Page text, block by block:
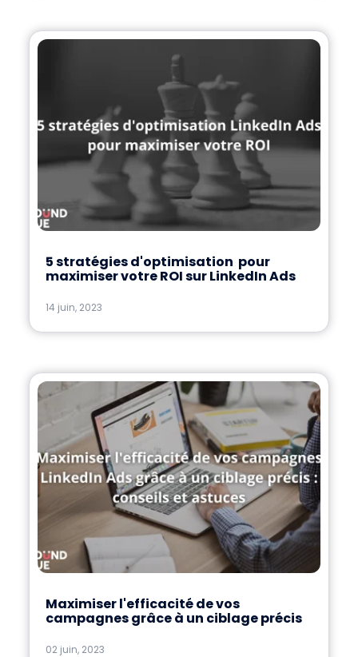
5 stratégies d'optimisation pour
maximiser votre ROI sur LinkedIn Ads
14 juin, 2023
Maximiser l'efficacité de vos
campagnes grâce à un ciblage précis
02 juin, 2023